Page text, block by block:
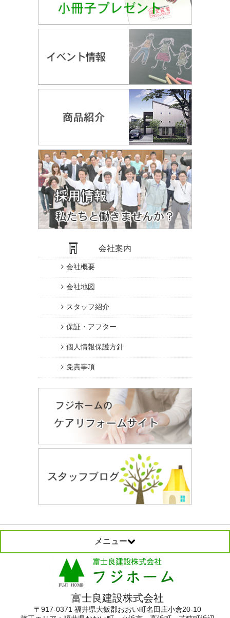
会社案内
会社概要
会社地図
スタッフ紹介
保証・アフター
個人情報保護方針
免責事項
メニュー
富士良建設株式会社
〒917-0371 福井県大飯郡おおい町名田庄小倉20-10